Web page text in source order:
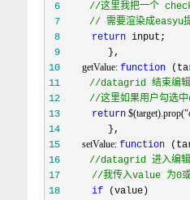
6
//这里我把一个
7
// 需要渲染成
8
return
9
10
         getValue:
function
11
//datagrid 结束编辑
12
//这里如果用户勾选
13
return
14
15
         setValue:
function
16
//datagrid 进入编辑
17
//我传入value 为0或
18
if